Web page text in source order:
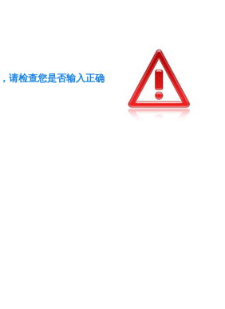
请检查您是否输入正确